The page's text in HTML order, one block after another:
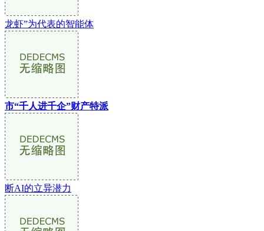
龙虾”为代表的智能体
市“千人进千企”财产特派
断AI的立异潜力